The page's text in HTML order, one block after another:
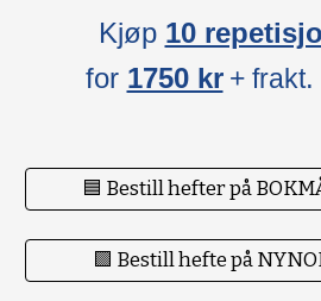
Kjøp 10
for 1750 kr + frakt.
🟦 Bestill hefter på
🟪 Bestill hefte på